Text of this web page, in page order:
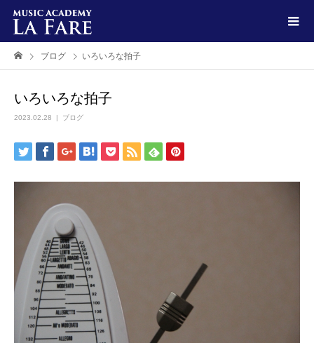
ブログ いろいろな拍子
いろいろな拍子
2023.02.28 ブログ